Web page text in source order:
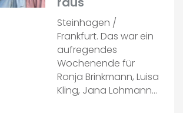
Steinhagen /
Frankfurt. Das war ein
aufregendes
Wochenende für
Ronja Brinkmann, Luisa
Kling, Jana Lohmann…